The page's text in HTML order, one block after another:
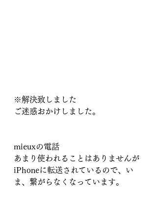
※解決致しました
ご迷惑おかけしました。
mieuxの電話
あまり使われることはありませんが
iPhoneに転送されているので、い
ま、繋がらなくなっています。